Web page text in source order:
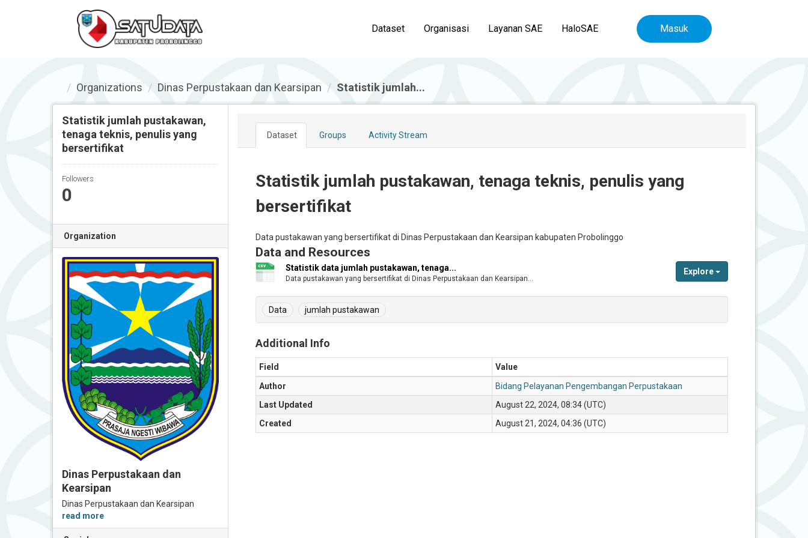
Dataset Organisasi Layanan SAE HaloSAE Masuk
Organizations Dinas Perpustakaan dan Kearsipan Statistik jumlah...
Statistik jumlah pustakawan,
tenaga teknis, penulis yang
bersertifikat
Followers
0
Organization
Dinas Perpustakaan dan
Kearsipan
Dinas Perpustakaan dan Kearsipan
read more
Dataset Groups Activity Stream
Statistik jumlah pustakawan, tenaga teknis, penulis yang
bersertifikat
Data pustakawan yang bersertifikat di Dinas Perpustakaan dan Kearsipan kabupaten Probolinggo
Data and Resources
Statistik data jumlah pustakawan, tenaga...
Data pustakawan yang bersertifikat di Dinas Perpustakaan dan Kearsipan...
Explore
Data jumlah pustakawan
Additional Info
Field
Value
Author
Bidang Pelayanan Pengembangan Perpustakaan
Last Updated
August 22, 2024, 08:34 (UTC)
Created
August 21, 2024, 04:36 (UTC)